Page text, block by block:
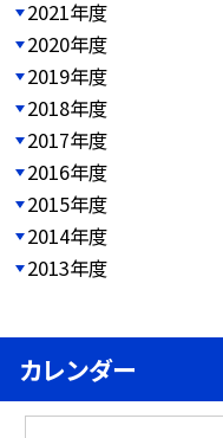
2021年度
2020年度
2019年度
2018年度
2017年度
2016年度
2015年度
2014年度
2013年度
カレンダー